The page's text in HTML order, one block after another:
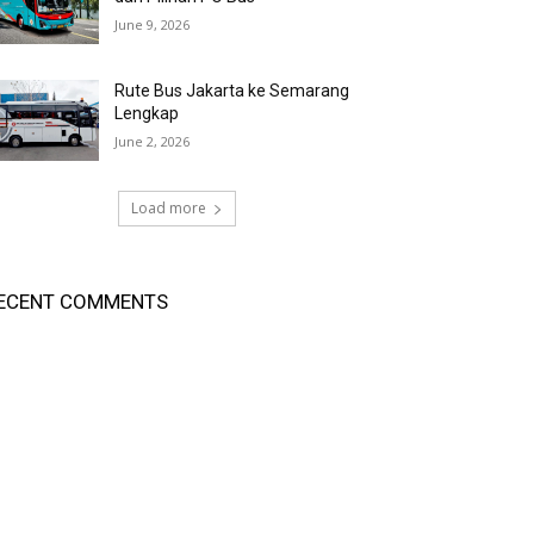
June 9, 2026
Rute Bus Jakarta ke Semarang
Lengkap
June 2, 2026
Load more
COMMENTS